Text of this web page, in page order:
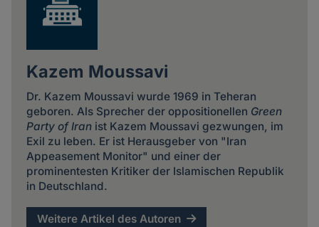
Kazem Moussavi
Dr. Kazem Moussavi wurde 1969 in Teheran
geboren. Als Sprecher der oppositionellen Green
Party of Iran ist Kazem Moussavi gezwungen, im
Exil zu leben. Er ist Herausgeber von "Iran
Appeasement Monitor" und einer der
prominentesten Kritiker der Islamischen Republik
in Deutschland.
Weitere Artikel des Autoren